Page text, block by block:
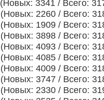
(Новых: 3341 / Всего:
(Новых: 2260 / Всего:
(Новых: 1909 / Всего:
(Новых: 3898 / Всего:
(Новых: 4093 / Всего:
(Новых: 4085 / Всего:
(Новых: 4009 / Всего:
(Новых: 3747 / Всего:
(Новых: 2330 / Всего: